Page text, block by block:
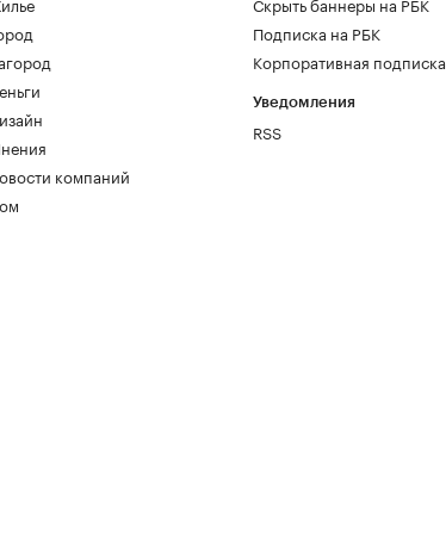
компаний
Подписка на РБК
Корпоративная подписка
Уведомления
RSS